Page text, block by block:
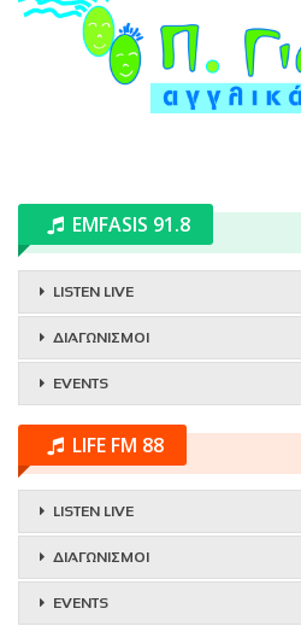
EMFASIS 91.8
LISTEN LIVE
ΔΙΑΓΩΝΙΣΜΟΙ
EVENTS
LIFE FM 88
LISTEN LIVE
ΔΙΑΓΩΝΙΣΜΟΙ
EVENTS